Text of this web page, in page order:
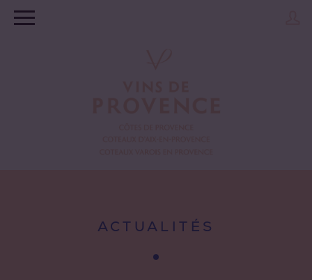
ACTUALITÉS